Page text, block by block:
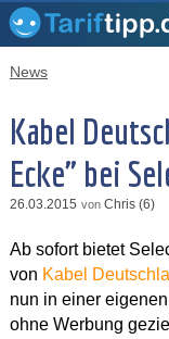
News
Kabel
Ecke" bei
26.03.2015 von Chris (6)
Ab sofort bietet
von Kabel
nun in einer
ohne Werbung